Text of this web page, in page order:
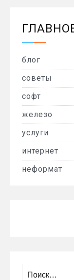
блог
советы
софт
железо
услуги
интернет
неформат